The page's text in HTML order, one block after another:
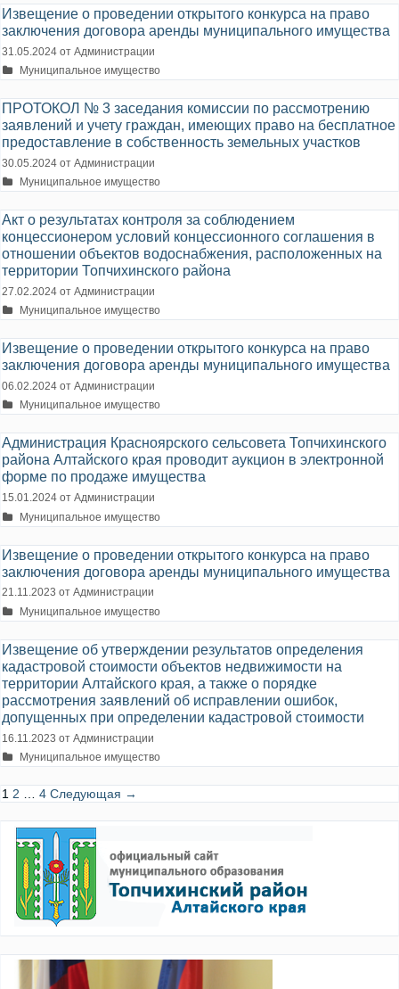
Извещение о проведении открытого конкурса на право
заключения договора аренды муниципального имущества
31.05.2024 от Администрации
Рубрики
Муниципальное имущество
ПРОТОКОЛ № 3 заседания комиссии по рассмотрению
заявлений и учету граждан, имеющих право на бесплатное
предоставление в собственность земельных участков
30.05.2024 от Администрации
Рубрики
Муниципальное имущество
Акт о результатах контроля за соблюдением
концессионером условий концессионного соглашения в
отношении объектов водоснабжения, расположенных на
территории Топчихинского района
27.02.2024 от Администрации
Рубрики
Муниципальное имущество
Извещение о проведении открытого конкурса на право
заключения договора аренды муниципального имущества
06.02.2024 от Администрации
Рубрики
Муниципальное имущество
Администрация Красноярского сельсовета Топчихинского
района Алтайского края проводит аукцион в электронной
форме по продаже имущества
15.01.2024 от Администрации
Рубрики
Муниципальное имущество
Извещение о проведении открытого конкурса на право
заключения договора аренды муниципального имущества
21.11.2023 от Администрации
Рубрики
Муниципальное имущество
Извещение об утверждении результатов определения
кадастровой стоимости объектов недвижимости на
территории Алтайского края, а также о порядке
рассмотрения заявлений об исправлении ошибок,
допущенных при определении кадастровой стоимости
16.11.2023 от Администрации
Рубрики
Муниципальное имущество
Навигация
1 2 4 Следующая →